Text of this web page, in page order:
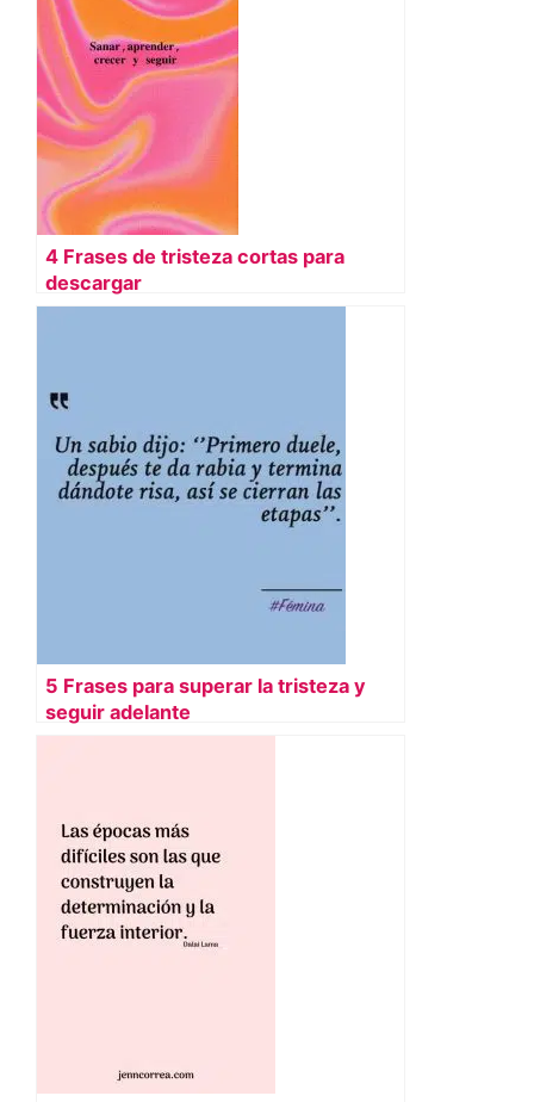
4 Frases de tristeza cortas para
descargar
5 Frases para superar la tristeza y
seguir adelante